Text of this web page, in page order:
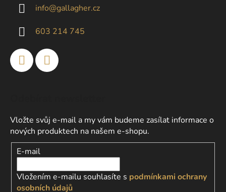
info@gallagher.cz
603 214 745
Vložte svůj e-mail a my vám budeme zasílat informace o
nových produktech na našem e-shopu.
E-mail
Vložením e-mailu souhlasíte s podmínkami ochrany
osobních údajů